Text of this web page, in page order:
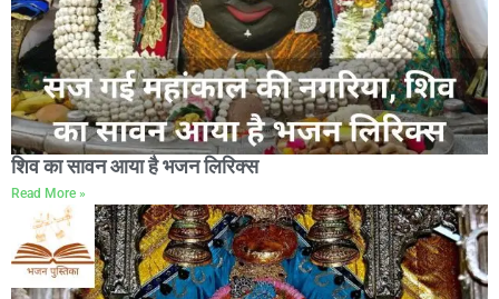
शिव का सावन आया है भजन लिरिक्स
Read More »